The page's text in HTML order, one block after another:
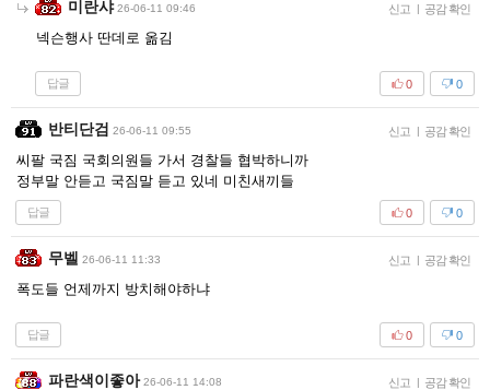
미란샤 26-06-11 09:46 신고 | 공감 확인
넥슨행사 딴데로 옮김
답글 0
0
반티단검 26-06-11 09:55 신고 | 공감 확인
씨팔 국짐 국회의원들 가서 경찰들 협박하니까
정부말 안듣고 국짐말 듣고 있네 미친새끼들
답글 0
0
무벨 26-06-11 11:33 신고 | 공감 확인
폭도들 언제까지 방치해야하냐
답글 0
0
파란색이좋아 26-06-11 14:08 신고 | 공감 확인